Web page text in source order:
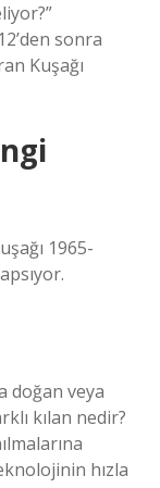
sonra
Kuşağı
1965-
doğan veya
kılan nedir?
hızla